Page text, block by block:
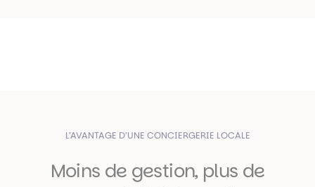
L’AVANTAGE D’UNE CONCIERGERIE LOCALE
Moins de gestion, plus de